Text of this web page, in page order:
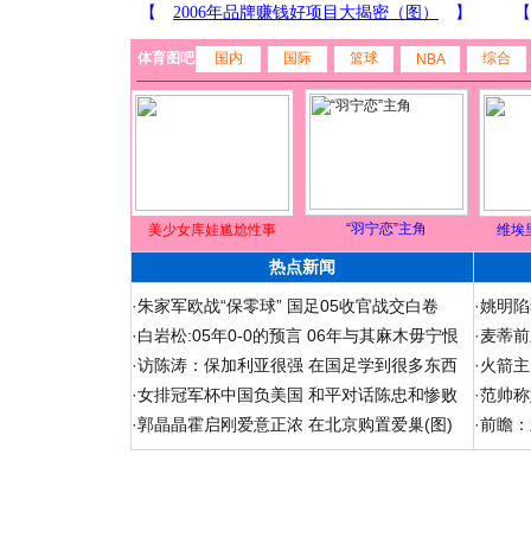
体育图吧 国内 国际 篮球 NBA 综合
美少女库娃尴尬性事 “羽宁恋”主角 维埃
热点新闻
·朱家军欧战“保零球” 国足05收官战交白卷
·白岩松:05年0-0的预言 06年与其麻木毋宁恨
·访陈涛：保加利亚很强 在国足学到很多东西
·女排冠军杯中国负美国 和平对话陈忠和惨败
·郭晶晶霍启刚爱意正浓 在北京购置爱巢(图)
·姚明
·麦蒂
·火箭
·范帅
·前瞻